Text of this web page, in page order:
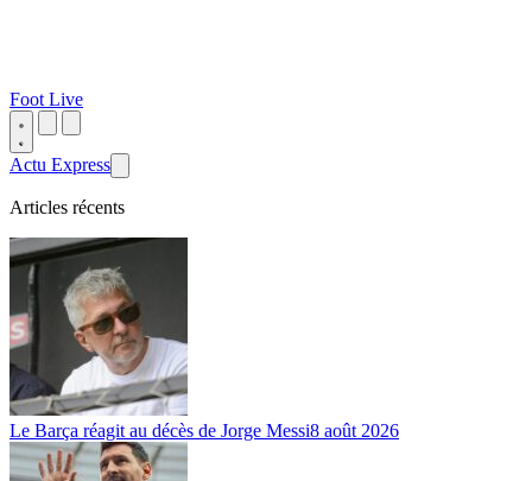
Foot Live
Actu Express
Articles récents
Le Barça réagit au décès de Jorge Messi8 août 2026